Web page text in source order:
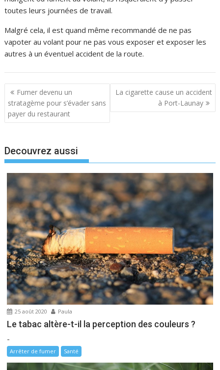
toutes leurs journées de travail.
Malgré cela, il est quand même recommandé de ne pas
vapoter au volant pour ne pas vous exposer et exposer les
autres à un éventuel accident de la route.
N
a
v
g
a
i
o
n
d
e
l
’
a
r
t
i
c
e
Fumer devenu un
stratagème pour s’évader sans
payer du restaurant
La cigarette cause un accident
à Port-Launay
Decouvrez aussi
25 août 2020 Paula
Le tabac altère-t-il la perception des couleurs ?
-
Arrêter de fumer Santé